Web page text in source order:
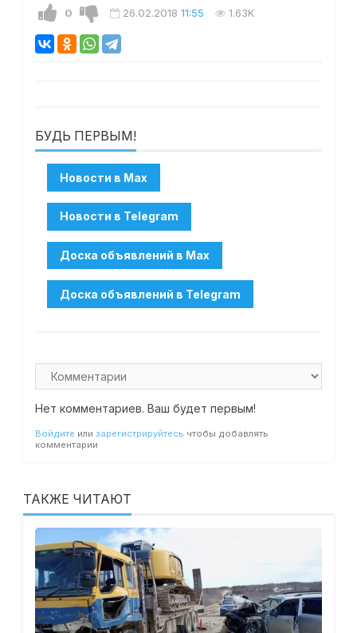
0 26.02.2018 11:55 1.63K
БУДЬ ПЕРВЫМ!
Нет комментариев. Ваш будет первым!
Войдите или зарегистрируйтесь чтобы добавлять
комментарии
ТАКЖЕ ЧИТАЮТ